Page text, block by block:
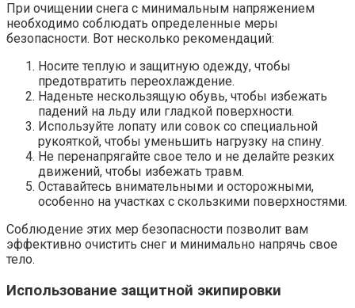
При очищении снега с минимальным напряжением
необходимо соблюдать определенные меры
безопасности. Вот несколько рекомендаций:
Носите теплую и защитную одежду, чтобы
предотвратить переохлаждение.
Наденьте нескользящую обувь, чтобы избежать
падений на льду или гладкой поверхности.
Используйте лопату или совок со специальной
рукояткой, чтобы уменьшить нагрузку на спину.
Не перенапрягайте свое тело и не делайте резких
движений, чтобы избежать травм.
Оставайтесь внимательными и осторожными,
особенно на участках с скользкими поверхностями.
Соблюдение этих мер безопасности позволит вам
эффективно очистить снег и минимально напрячь свое
тело.
Использование защитной экипировки